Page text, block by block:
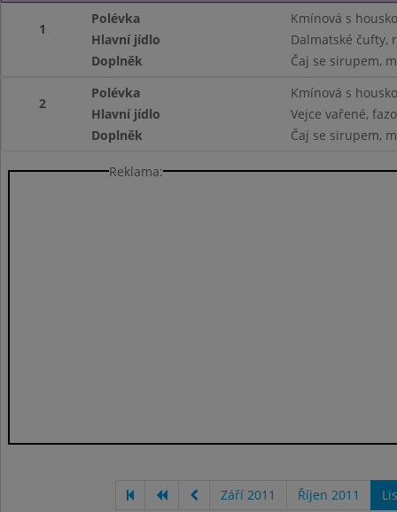
1
Polévka
Kmínová s
Hlavní jídlo
Dalmatské čufty,
Doplněk
Čaj se sirupem,
2
Polévka
Kmínová s
Hlavní jídlo
Vejce vařené,
Doplněk
Čaj se sirupem,
Reklama:
Září 2011 Říjen 2011